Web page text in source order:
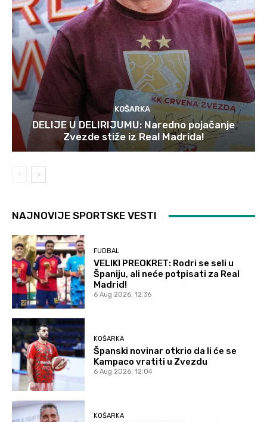
KOŠARKA
DELIJE U DELIRIJUMU: Naredno pojačanje
Zvezde stiže iz Real Madrida!
NAJNOVIJE SPORTSKE VESTI
FUDBAL
VELIKI PREOKRET: Rodri se seli u
Španiju, ali neće potpisati za Real
Madrid!
6 Aug 2026. 12:36
KOŠARKA
Španski novinar otkrio da li će se
Kampaco vratiti u Zvezdu
6 Aug 2026. 12:04
KOŠARKA